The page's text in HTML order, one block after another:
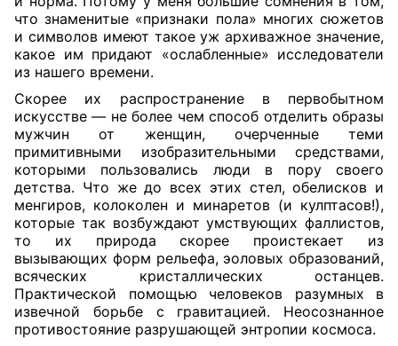
что знаменитые «признаки пола» многих сюжетов
и символов имеют такое уж архиважное значение,
какое им придают «ослабленные» исследователи
из нашего времени.
Скорее их распространение в первобытном
искусстве — не более чем способ отделить образы
мужчин от женщин, очерченные теми
примитивными изобразительными средствами,
которыми пользовались люди в пору своего
детства. Что же до всех этих стел, обелисков и
менгиров, колоколен и минаретов (и кулптасов!),
которые так возбуждают умствующих фаллистов,
то их природа скорее проистекает из
вызывающих форм рельефа, эоловых образований,
всяческих кристаллических останцев.
Практической помощью человеков разумных в
извечной борьбе с гравитацией. Неосознанное
противостояние разрушающей энтропии космоса.